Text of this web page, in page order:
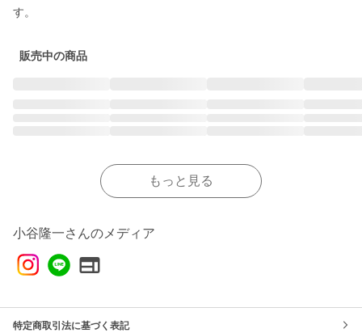
す。
販売中の商品
もっと見る
小谷隆一さんのメディア
特定商取引法に基づく表記